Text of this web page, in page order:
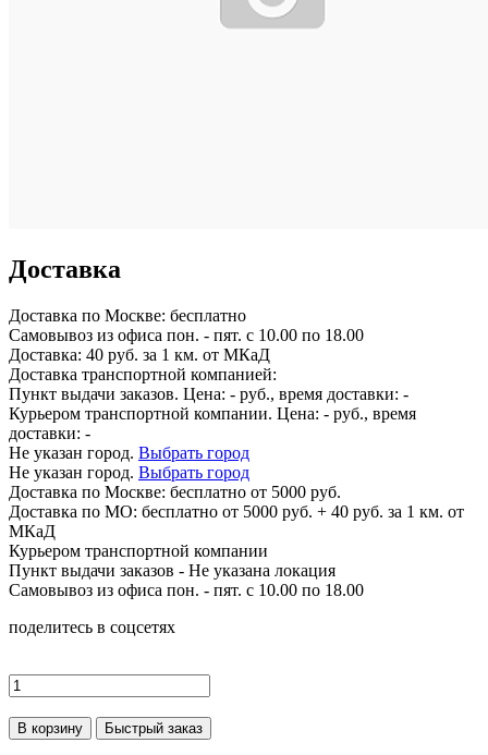
Доставка
Доставка по Москве: бесплатно
Самовывоз из офиса пон. - пят. с 10.00 по 18.00
Доставка: 40 руб. за 1 км. от МКаД
Доставка транспортной компанией:
Пункт выдачи заказов. Цена: - руб., время доставки: -
Курьером транспортной компании. Цена: - руб., время
доставки: -
Не указан город. Выбрать город
Не указан город. Выбрать город
Доставка по Москве: бесплатно от 5000 руб.
Доставка по МО: бесплатно от 5000 руб. + 40 руб. за 1 км. от
МКаД
Курьером транспортной компании
Пункт выдачи заказов - Не указана локация
Самовывоз из офиса пон. - пят. с 10.00 по 18.00
поделитесь в соцсетях
В корзину Быстрый заказ